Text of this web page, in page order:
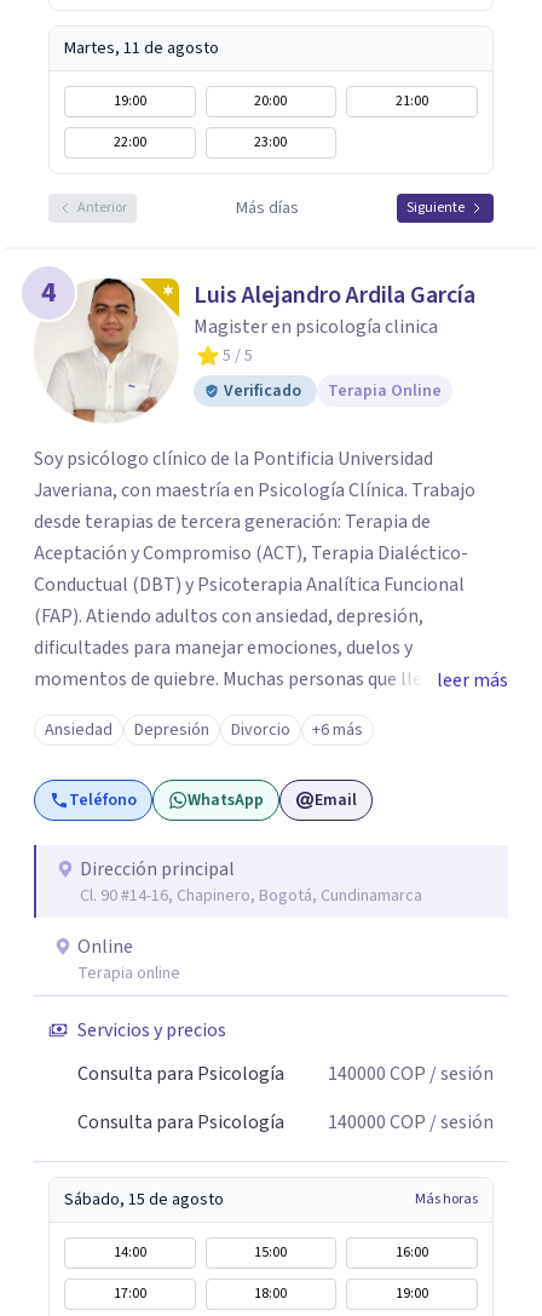
Martes, 11 de agosto
19:00 20:00
21:00
22:00
23:00
Anterior Más días Siguiente
4 Luis Alejandro Ardila García
Magister en psicología clinica
5 / 5
Verificado
Terapia Online
Soy psicólogo clínico de la Pontificia Universidad
Javeriana, con maestría en Psicología Clínica. Trabajo
desde terapias de tercera generación: Terapia de
Aceptación y Compromiso (ACT), Terapia Dialéctico-
Conductual (DBT) y Psicoterapia Analítica Funcional
(FAP). Atiendo adultos con ansiedad, depresión,
dificultades para manejar emociones, duelos y
momentos de quiebre. Muchas personas que llegan a
consulta no solo cargan con un síntoma: sienten que sus
propias reacciones emocionales les complican más la
vida. Desde ahí trabajamos. No busco eliminar el
malestar a la fuerza. Prefiero entender qué lo sostiene y
forma presencial y también online.
leer más
Ansiedad Depresión Divorcio +6 más
Teléfono WhatsApp Email
Dirección principal
Cl. 90 #14-16, Chapinero, Bogotá, Cundinamarca
Online
Terapia online
Servicios y precios
Consulta para Psicología
140000COP / sesión
Consulta para Psicología
140000COP / sesión
Sábado, 15 de agosto Más horas
14:00 15:00
16:00
17:00
18:00 19:00